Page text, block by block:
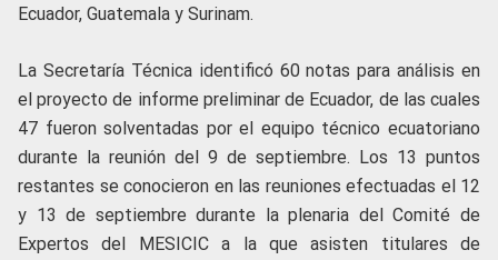
Ecuador, Guatemala y Surinam.
La Secretaría Técnica identificó 60 notas para análisis en
el proyecto de informe preliminar de Ecuador, de las cuales
47 fueron solventadas por el equipo técnico ecuatoriano
durante la reunión del 9 de septiembre. Los 13 puntos
restantes se conocieron en las reuniones efectuadas el 12
y 13 de septiembre durante la plenaria del Comité de
Expertos del MESICIC a la que asisten titulares de